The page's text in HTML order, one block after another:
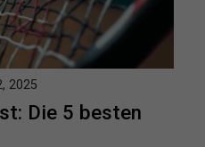
Die 5 besten
2025